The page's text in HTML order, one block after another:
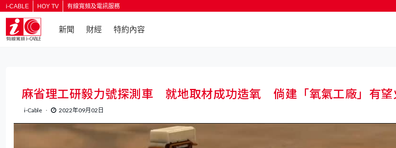
i-CABLE HOY TV 有線寬頻及電訊服務
新聞 財經 特約內容
麻省理工研毅力號探測車 就地取材成功造氧 倘建「氧氣工廠」有望
i-Cable 2022年09月02日